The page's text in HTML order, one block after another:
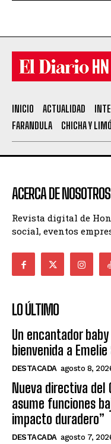
INICIO ACTUALIDAD
FARANDULA
CHICHA Y
ACERCA DE NOSOTROS
Revista digital de
social, eventos
LO ÚLTIMO
Un encantador
bienvenida a Emelie
DESTACADA agosto 8,
Nueva directiva del
asume funciones
impacto duradero”
DESTACADA agosto 7,